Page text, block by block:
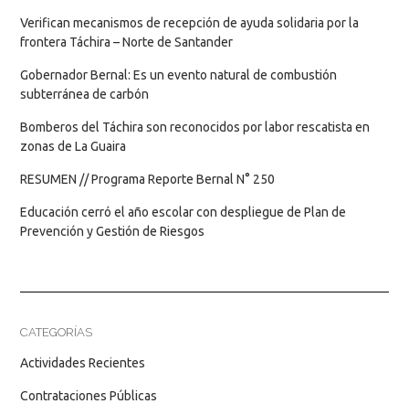
Verifican mecanismos de recepción de ayuda solidaria por la
frontera Táchira – Norte de Santander
Gobernador Bernal: Es un evento natural de combustión
subterránea de carbón
Bomberos del Táchira son reconocidos por labor rescatista en
zonas de La Guaira
RESUMEN // Programa Reporte Bernal N° 250
Educación cerró el año escolar con despliegue de Plan de
Prevención y Gestión de Riesgos
CATEGORÍAS
Actividades Recientes
Contrataciones Públicas